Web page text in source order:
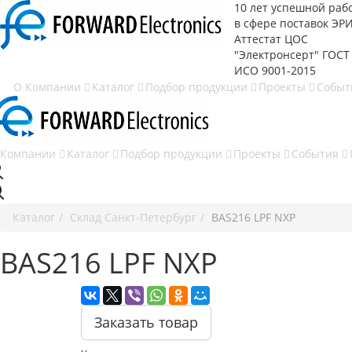
10 лет успешной
в сфере поставок ЭРИ
Аттестат ЦОС
"Электронсерт" ГОСТ
ИСО 9001-2015
О Компании
Каталог Подбор продукции Проекты
Каталог Подбор продукции Проекты События
Каталог Cклад Санкт-Петербург BAS216 LPF NXP
BAS216 LPF NXP
Заказать товар